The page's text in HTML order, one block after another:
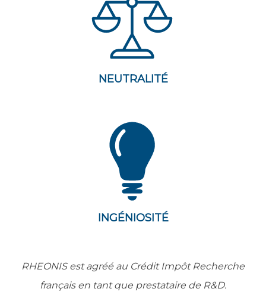
NEUTRALITÉ
INGÉNIOSITÉ
RHEONIS est agréé au Crédit Impôt Recherche
français en tant que prestataire de R&D.